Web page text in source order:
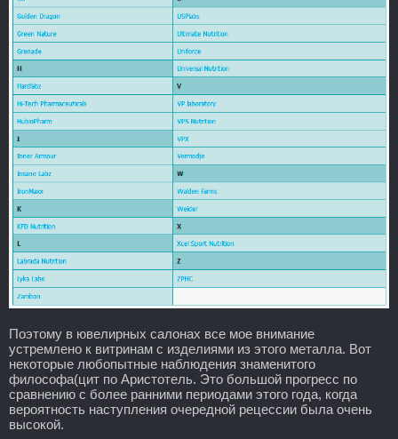
Поэтому в ювелирных салонах все мое внимание
устремлено к витринам с изделиями из этого металла. Вот
некоторые любопытные наблюдения знаменитого
философа(цит по Аристотель. Это большой прогресс по
сравнению с более ранними периодами этого года, когда
вероятность наступления очередной рецессии была очень
высокой.